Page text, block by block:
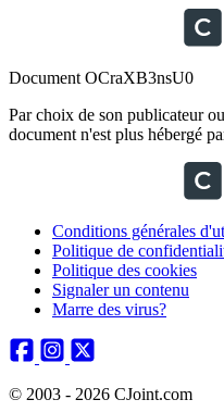
Document OCraXB3nsU0
Par choix de son publicateur
document n'est plus hébergé
Conditions générales
Politique de
Politique des cookies
Signaler un contenu
Marre des virus?
© 2003 - 2026 CJoint.com